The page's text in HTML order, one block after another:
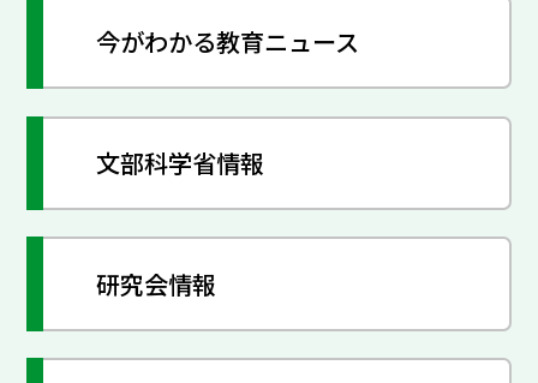
今がわかる教育ニュース
文部科学省情報
研究会情報